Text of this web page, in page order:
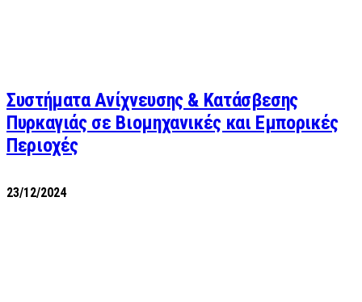
Συστήματα Ανίχνευσης & Κατάσβεσης
Πυρκαγιάς σε Βιομηχανικές και Εμπορικές
Περιοχές
23/12/2024